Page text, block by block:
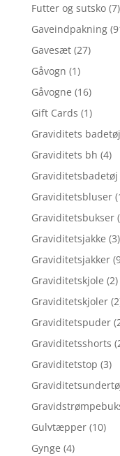
Futter og sutsko (7)
Gaveindpakning
Gavesæt (27)
Gåvogn (1)
Gåvogne (16)
Gift Cards (1)
Graviditets badetøj
Graviditets bh (4)
Graviditetsbadetøj
Graviditetsbluser
Graviditetsbukser
Graviditetsjakke (3)
Graviditetsjakker
Graviditetskjole (2)
Graviditetskjoler
Graviditetspuder
Graviditetsshorts
Graviditetstop (3)
Gulvtæpper (10)
Gynge (4)